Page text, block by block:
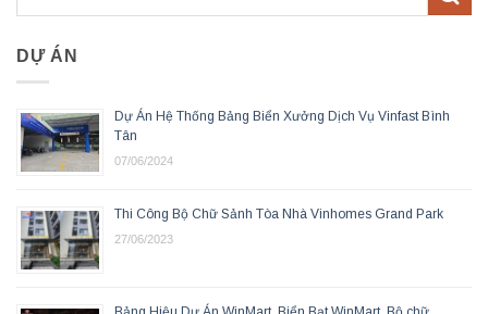
DỰ ÁN
Dự Án Hệ Thống Bảng Biển Xưởng Dịch Vụ Vinfast Bình
Tân
07/06/2024
Thi Công Bộ Chữ Sảnh Tòa Nhà Vinhomes Grand Park
27/06/2023